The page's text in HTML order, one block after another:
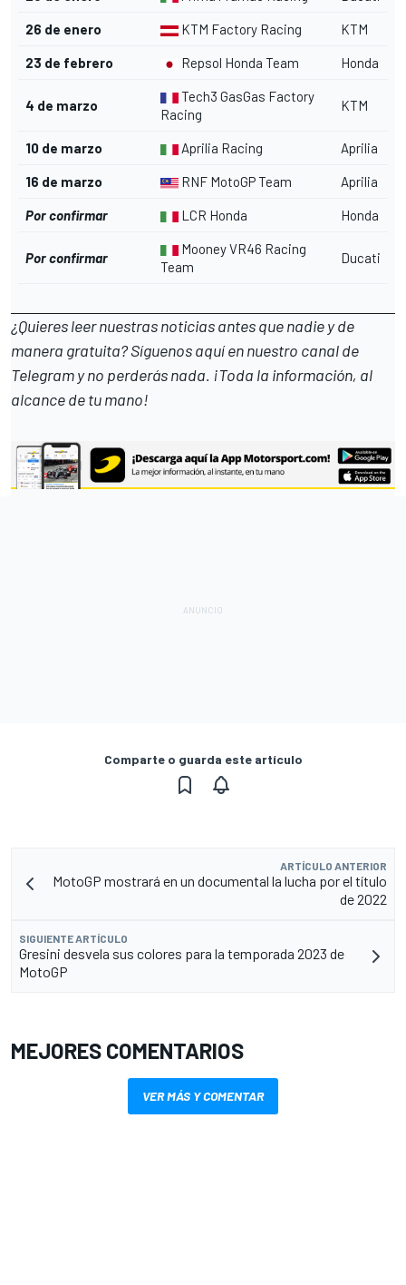
26 de enero KTM Factory Racing KTM
23 de febrero Repsol Honda Team Honda
4 de marzo
Tech3 GasGas Factory
Racing
KTM
10 de marzo Aprilia Racing Aprilia
16 de marzo RNF MotoGP Team Aprilia
Por confirmar LCR Honda Honda
Por confirmar
Mooney VR46 Racing
Team
Ducati
¿Quieres leer nuestras noticias antes que nadie y de
manera gratuita? Síguenosaquí en nuestro canal de
Telegramy no perderás nada. ¡Toda la información, al
alcance de tu mano!
Comparte o guarda este artículo
ARTÍCULO ANTERIOR
MotoGP mostrará en un documental la lucha por el título
de 2022
SIGUIENTE ARTÍCULO
Gresini desvela sus colores para la temporada 2023 de
MotoGP
MEJORES COMENTARIOS
VER MÁS Y COMENTAR